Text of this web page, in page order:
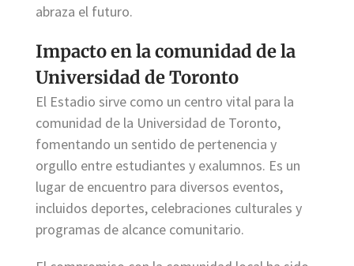
abraza el futuro.
Impacto en la comunidad de la
Universidad de Toronto
El Estadio sirve como un centro vital para la
comunidad de la Universidad de Toronto,
fomentando un sentido de pertenencia y
orgullo entre estudiantes y exalumnos. Es un
lugar de encuentro para diversos eventos,
incluidos deportes, celebraciones culturales y
programas de alcance comunitario.